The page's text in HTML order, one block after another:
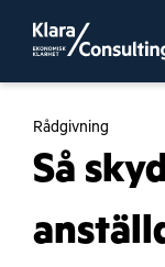
Rådgivning
Så